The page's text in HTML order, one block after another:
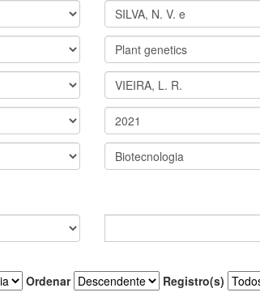
Ordenar Registro(s)